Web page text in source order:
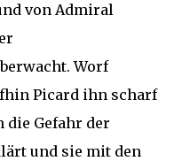
von Admiral
Worf
Picard ihn scharf
Gefahr der
und sie mit den